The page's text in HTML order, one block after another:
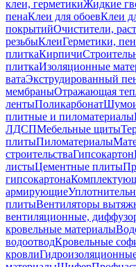
клеи, герметикиЖидкие
пенаКлеи для обоевКлеи
покрытийОчистители,
резьбыКлеиГерметики,
плиткаКирпичи
плиткаИзоляционные
ватаЭкструдированный
мембраныОтражающая
лентыПоликарбонат
плитные и пиломатериалы
ЛДСПМебельные щиты
плитыПиломатериалы
строительстваГипсокартон
листыЦементные плиты
гипсокартона
армирующие
плитыВентиляторы
вентиляционные,
кровельные материалы
водоотводКровельные
кровли